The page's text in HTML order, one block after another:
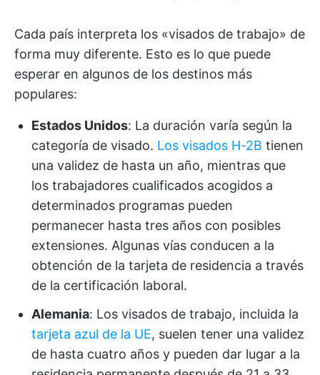
Cada país interpreta los «visados de trabajo» de
forma muy diferente. Esto es lo que puede
esperar en algunos de los destinos más
populares:
Estados Unidos: La duración varía según la
categoría de visado. Los visados H-2B tienen
una validez de hasta un año, mientras que
los trabajadores cualificados acogidos a
determinados programas pueden
permanecer hasta tres años con posibles
extensiones. Algunas vías conducen a la
obtención de la tarjeta de residencia a través
de la certificación laboral.
Alemania: Los visados de trabajo, incluida la
tarjeta azul de la UE, suelen tener una validez
de hasta cuatro años y pueden dar lugar a la